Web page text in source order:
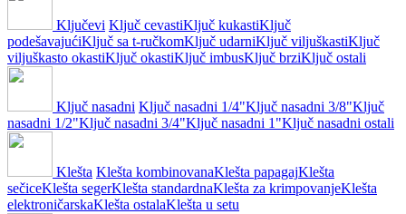
Ključevi Ključ cevastiKljuč kukastiKljuč
podešavajućiKljuč sa t-ručkomKljuč udarniKljuč viljuškastiKljuč
viljuškasto okastiKljuč okastiKljuč imbusKljuč brziKljuč ostali
Ključ nasadni Ključ nasadni 1/4"Ključ nasadni 3/8"Ključ
nasadni 1/2"Ključ nasadni 3/4"Ključ nasadni 1"Ključ nasadni ostali
Klešta Klešta kombinovanaKlešta papagajKlešta
sečiceKlešta segerKlešta standardnaKlešta za krimpovanjeKlešta
elektroničarskaKlešta ostalaKlešta u setu